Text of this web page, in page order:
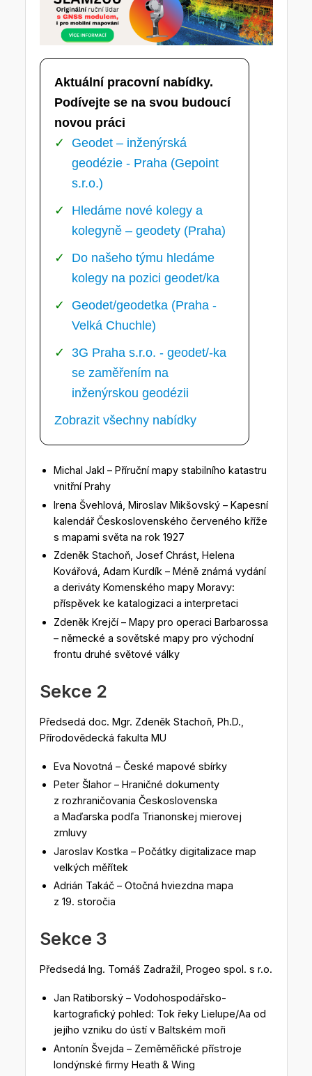
Aktuální pracovní nabídky.
Podívejte se na svou budoucí
novou práci
Geodet – inženýrská
geodézie - Praha (Gepoint
s.r.o.)
Hledáme nové kolegy a
kolegyně – geodety (Praha)
Do našeho týmu hledáme
kolegy na pozici geodet/ka
Geodet/geodetka (Praha -
Velká Chuchle)
3G Praha s.r.o. - geodet/-ka
se zaměřením na
inženýrskou geodézii
Zobrazit všechny nabídky
Michal Jakl – Příruční mapy stabilního katastru
vnitřní Prahy
Irena Švehlová, Miroslav Mikšovský – Kapesní
kalendář Československého červeného kříže
s mapami světa na rok 1927
Zdeněk Stachoň, Josef Chrást, Helena
Kovářová, Adam Kurdík – Méně známá vydání
a deriváty Komenského mapy Moravy:
příspěvek ke katalogizaci a interpretaci
Zdeněk Krejčí – Mapy pro operaci Barbarossa
– německé a sovětské mapy pro východní
frontu druhé světové války
Sekce 2
Předsedá doc. Mgr. Zdeněk Stachoň, Ph.D.,
Přírodovědecká fakulta MU
Eva Novotná – České mapové sbírky
Peter Šlahor – Hraničné dokumenty
z rozhraničovania Československa
a Maďarska podľa Trianonskej mierovej
zmluvy
Jaroslav Kostka – Počátky digitalizace map
velkých měřítek
Adrián Takáč – Otočná hviezdna mapa
z 19. storočia
Sekce 3
Předsedá Ing. Tomáš Zadražil, Progeo spol. s r.o.
Jan Ratiborský – Vodohospodářsko-
kartografický pohled: Tok řeky Lielupe/Aa od
jejího vzniku do ústí v Baltském moři
Antonín Švejda – Zeměměřické přístroje
londýnské firmy Heath & Wing